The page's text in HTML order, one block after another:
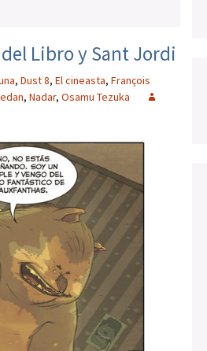
Libro y Sant Jordi
, Dust 8, El cineasta, François
, Nadar, Osamu Tezuka